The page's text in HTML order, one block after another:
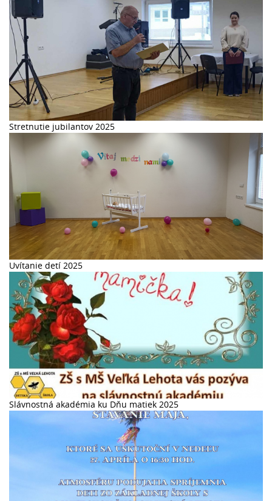
Stretnutie jubilantov 2025
Uvítanie detí 2025
Slávnostná akadémia ku Dňu matiek 2025